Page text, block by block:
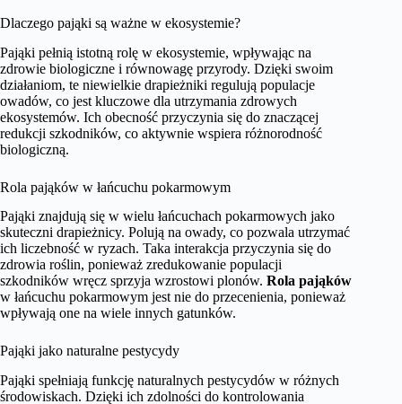
Dlaczego pająki są ważne w ekosystemie?
Pająki pełnią istotną rolę w ekosystemie, wpływając na
zdrowie biologiczne i równowagę przyrody. Dzięki swoim
działaniom, te niewielkie drapieżniki regulują populacje
owadów, co jest kluczowe dla utrzymania zdrowych
ekosystemów. Ich obecność przyczynia się do znaczącej
redukcji szkodników, co aktywnie wspiera różnorodność
biologiczną.
Rola pająków w łańcuchu pokarmowym
Pająki znajdują się w wielu łańcuchach pokarmowych jako
skuteczni drapieżnicy. Polują na owady, co pozwala utrzymać
ich liczebność w ryzach. Taka interakcja przyczynia się do
zdrowia roślin, ponieważ zredukowanie populacji
szkodników wręcz sprzyja wzrostowi plonów. Rola pająków
w łańcuchu pokarmowym jest nie do przecenienia, ponieważ
wpływają one na wiele innych gatunków.
Pająki jako naturalne pestycydy
Pająki spełniają funkcję naturalnych pestycydów w różnych
środowiskach. Dzięki ich zdolności do kontrolowania